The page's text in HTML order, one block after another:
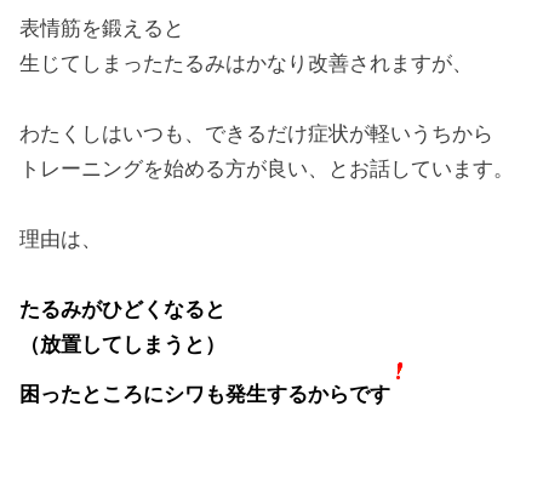
表情筋を鍛えると
生じてしまったたるみはかなり改善されますが、
わたくしはいつも、できるだけ症状が軽いうちから
トレーニングを始める方が良い、とお話しています。
理由は、
たるみがひどくなると
（放置してしまうと）
困ったところにシワも発生するからです